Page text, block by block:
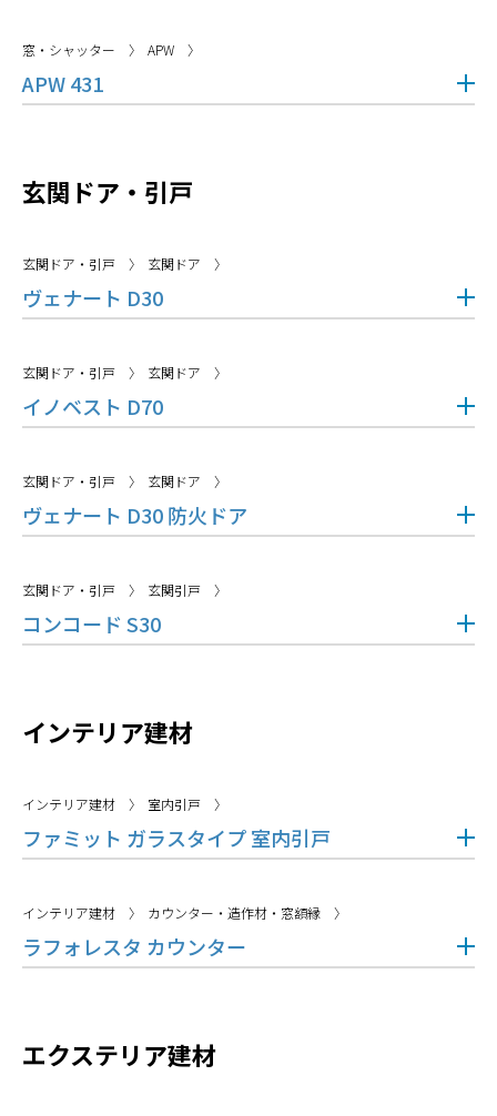
APW 431
窓・シャッター APW
玄関ドア・引戸
ヴェナート D30
玄関ドア・引戸 玄関ドア
イノベスト D70
玄関ドア・引戸 玄関ドア
ヴェナート D30 防火ドア
玄関ドア・引戸 玄関ドア
コンコード S30
玄関ドア・引戸 玄関引戸
インテリア建材
ファミット ガラスタイプ 室内引戸
インテリア建材 室内引戸
ラフォレスタ カウンター
インテリア建材 カウンター・造作材・窓額縁
エクステリア建材